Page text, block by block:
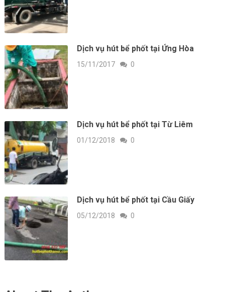
Dịch vụ hút bể phốt tại Ứng Hòa
15/11/2017 0
Dịch vụ hút bể phốt tại Từ Liêm
01/12/2018 0
Dịch vụ hút bể phốt tại Cầu Giấy
05/12/2018 0